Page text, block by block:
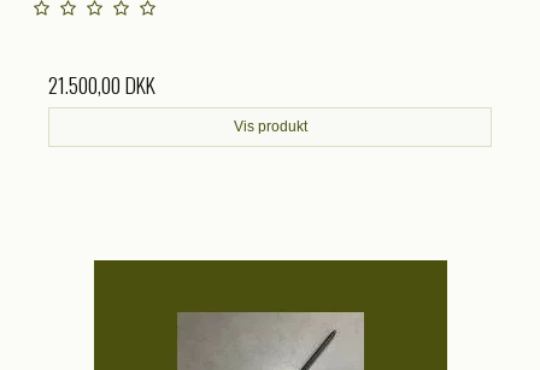
21.500,00 DKK
Vis produkt